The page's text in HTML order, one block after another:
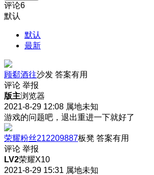
评论6
默认
默认
最新
顾郗酒往沙发 答案有用
评论 举报
版主浏览器
2021-8-29 12:08 属地未知
游戏的问题吧，退出重进一下就好了
荣耀粉丝212209887板凳 答案有用
评论 举报
LV2荣耀X10
2021-8-29 15:31 属地未知